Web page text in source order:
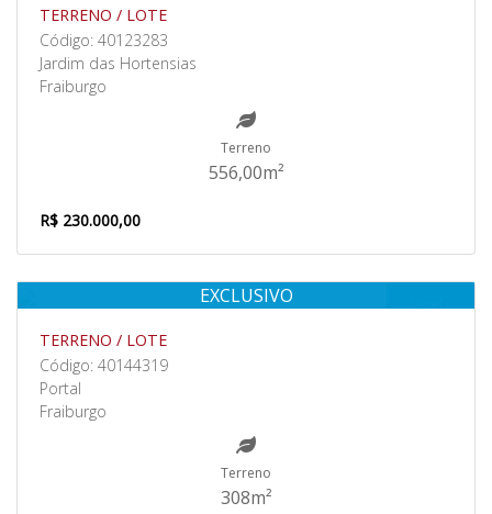
TERRENO / LOTE
Código: 40123283
Jardim das Hortensias
Fraiburgo
Terreno
556,00m²
R$ 230.000,00
Venda
EXCLUSIVO
TERRENO / LOTE
Código: 40144319
Portal
Fraiburgo
Terreno
308m²